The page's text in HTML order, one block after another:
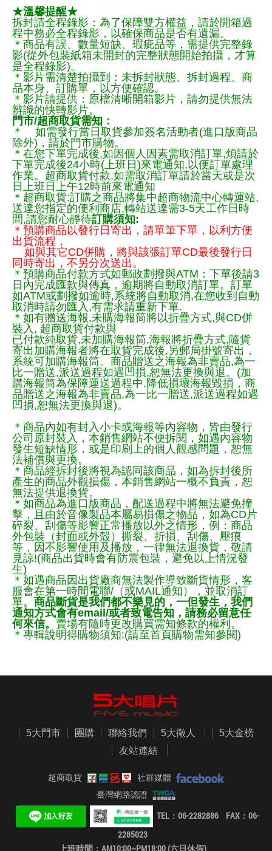
★溫馨提醒★
拆封請全程錄影：為了保障雙方權益，請於開箱過
程中務必全程錄影，以確保商品是否有遺漏。
＊商品有誤、數量短缺、瑕疵品等，需提供完整錄
影(從外包裝紙箱未開封的完整狀態開始拍攝，才算
是全程錄影)。
＊影片需清楚拍攝到：未拆封狀態、拆封過程、商
品本身、訂購單，以方便確認。
＊影片請提供：原檔清晰開箱影片，請勿提供無法
辨識的快轉影片。
門市/超商取貨需知：
＊ 如需發行當日取貨參加簽名活動者(進口版商品
除外)，請於門市購物。
＊在您下單完成後,如因個人因素需取消訂單,煩請於
下單完成後24小時(上班日)來電通知,以便訂單處理
作業。超商取貨付款,如需取消訂單請於當天或是次
日上班日上午12時前來電通知
＊超商取貨:訂購之商品將集中超商物流中心轉運站,
送達您指定的便利商店,轉站送達需3-5天工作日時
間,請您耐心靜待訂購須知:
＊預購商品以發行日寄出，請單筆下單，以利方便
出貨流程，
如與其它CD併購，將與該張訂單CD最後發行日
同時寄出，不另分次送出。
＊預購商品付款方式如郵政劃撥與ATM：下單後請3
日內完成匯款與傳真，逾期將自動取消訂單。訂單
如ATM或劃撥如逾時,系統將自動取消,在您收到自動
取消時請勿匯入,有需求請重新下單.
＊如有贈送海報,未購海報筒將以折疊方式,與CD併
裝入, 超商取貨付款與
已付款純取貨,未加購海報筒,海報將折疊方式,隨貨
寄出加購海報者將在取貨完成後,另郵局掛號寄出，
系統可加購海報筒。商品贈送之海報為非賣品,為一
比一贈送,派送過程如遇凹損,恕無法更換與退。(加
購海報筒為保障運送過程中.降低損壞海報毀損，商
品贈送之海報為非賣品,為一比一贈送,派送過程如遇
凹損,恕無法更換與退)。
＊商品內如有封入小卡或海報等內容物，皆由發行
公司原封裝入，本銷售網站不便拆閱，如遇內容物
發生短缺情形，或是印刷上的個人觀感問題，恕無
法補償與更換。
＊商品經拆封後將視為認同該商品，如為拆封後所
產生的商品外觀損傷，本銷售網站一概不負責，恕
無法提供退換貨。
＊如商品為進口版商品，配送過程中將無法避免撞
擊，且由於音像製品本屬易損傷之物品，如為CD片
碎裂、刮傷等影響正常播放以外之情形，例：商品
外包裝（封面或外殼）撕裂、折損、刮傷、壓痕
等，因不影響使用及播放，一律無法退換貨，敬請
見諒!(商品出貨時會有防震包裝，避免以上情況發
生)
＊如遇商品因出貨廠商無法製作導致斷貨情形，客
服會在第一時間電聯/（或MAIL通知），並取消訂
單。 商品斷貨是我們都不樂見的，一但發生，我們
通知方式會有email/或者致電告知，請務必留意任
何來信。 賣場有隨時更改購買需知條款的權利。
＊專輯說明得購物須知:(請至首頁購物需知參閱)
5大門市 團購 聯絡我們 5大徵人
5大金榜
友站連結
超商取貨
社群媒體
臺灣網路認證
TEL：06-2282886 FAX：06-
2285023
上班時間：AM10:00~PM18:00 (六日休假)